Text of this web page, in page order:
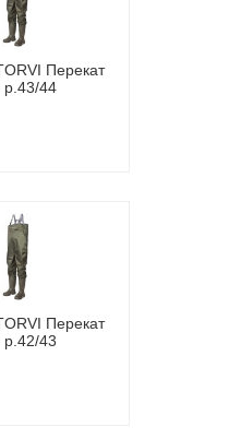
Перекат
44
Перекат
43